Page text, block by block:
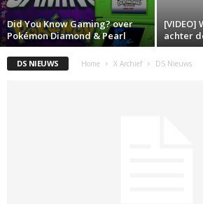
Did You Know Gaming? over
Pokémon Diamond & Pearl
[VIDEO]
achter
DS NIEUWS Home X Archief DS Nieuws